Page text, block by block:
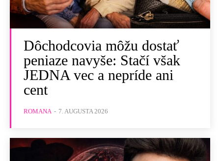
Dôchodcovia môžu dostať
peniaze navyše: Stačí však
JEDNA vec a nepríde ani
cent
ROMANA - 7. AUGUSTA 2026